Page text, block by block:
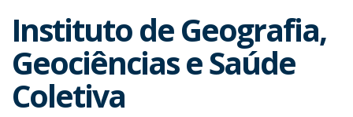
Instituto de Geografia,
Geociências e Saúde
Coletiva